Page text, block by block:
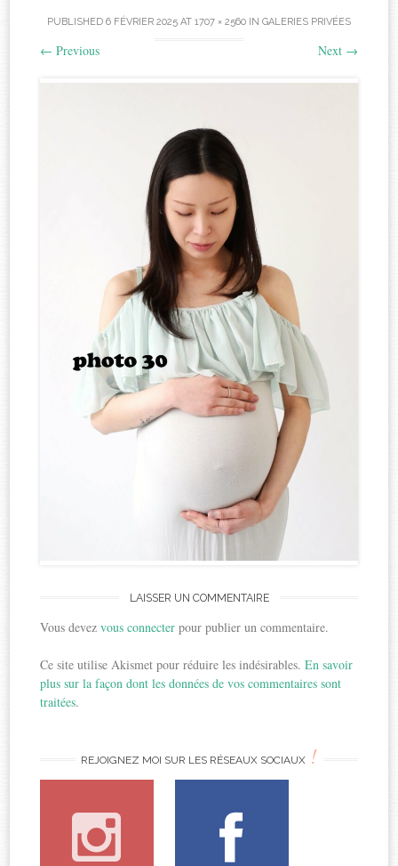
PUBLISHED 6 FÉVRIER 2025 AT 1707 × 2560 IN GALERIES PRIVÉES
← Previous Next →
LAISSER UN COMMENTAIRE
Vous devezvous connecter pour publier un commentaire.
Ce site utilise Akismet pour réduire les indésirables.En savoir
plus sur la façon dont les données de vos commentaires sont
traitées.
REJOIGNEZ MOI SUR LES RÉSEAUX SOCIAUX !